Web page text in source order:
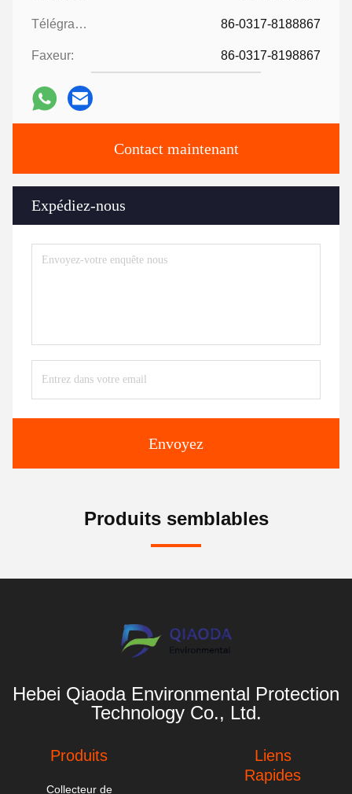
Télégramme: 86-0317-8188867
Faxeur: 86-0317-8198867
Contact maintenant
Expédiez-nous
Envoyez
Produits semblables
Hebei Qiaoda Environmental Protection
Technology Co., Ltd.
Produits
Collecteur de
Liens
Rapides